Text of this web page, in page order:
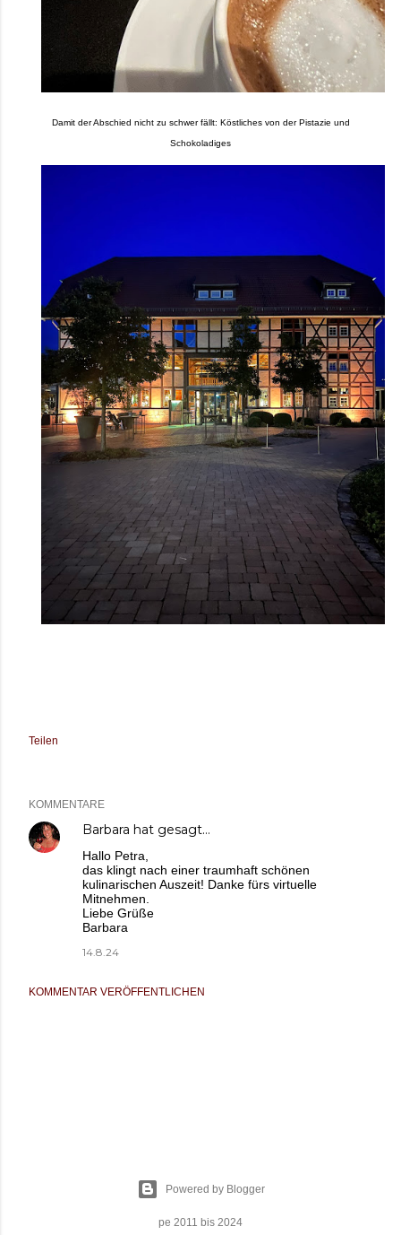
Damit der Abschied nicht zu schwer fällt: Köstliches von der Pistazie und
Schokoladiges
Teilen
KOMMENTARE
Barbara hat gesagt…
Hallo Petra,
das klingt nach einer traumhaft schönen
kulinarischen Auszeit! Danke fürs virtuelle
Mitnehmen.
Liebe Grüße
Barbara
14.8.24
KOMMENTAR VERÖFFENTLICHEN
Powered by Blogger
pe 2011 bis 2024